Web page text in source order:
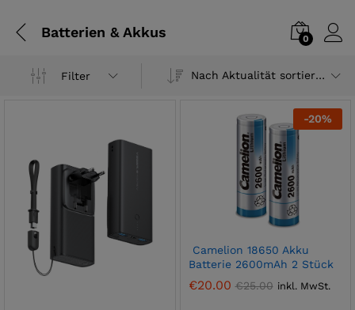
Batterien & Akkus 0
Filter Nach Aktualität sortieren
-20%
Camelion 18650 Akku
Batterie 2600mAh 2 Stück
€20.00 €25.00 inkl. MwSt.